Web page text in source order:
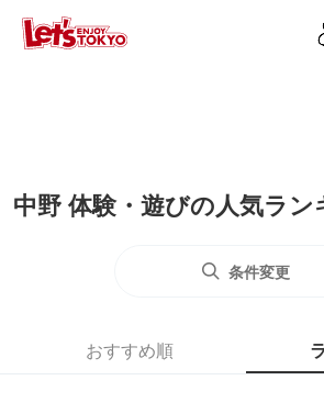
中野 体験・遊びの人気ラン
条件変更
おすすめ順